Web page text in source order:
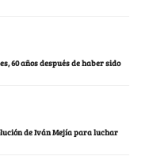
60 años después de haber sido
de Iván Mejía para luchar